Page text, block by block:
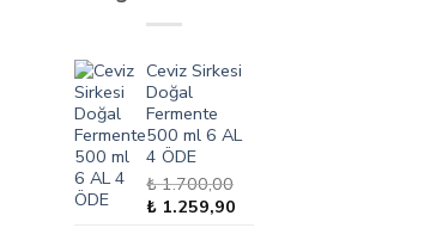
Ceviz Sirkesi
Doğal
Fermente
500 ml 6 AL
4 ÖDE
₺1.700,00
Orijinal
₺ 1.259,90